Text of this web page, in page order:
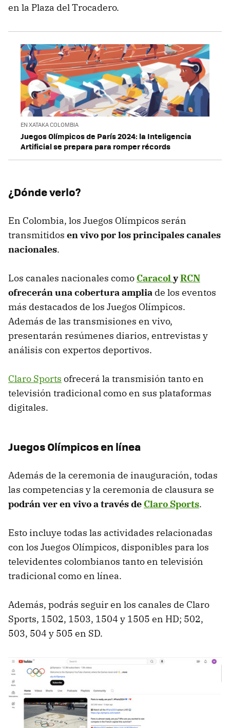
en la Plaza del Trocadero.
EN XATAKA COLOMBIA
Juegos Olímpicos de París 2024: la Inteligencia
Artificial se prepara para romper récords
¿Dónde verlo?
En Colombia, los Juegos Olímpicos serán
transmitidos en vivo por los principales canales
nacionales.
Los canales nacionales como CaracolyRCN
ofrecerán una cobertura amplia de los eventos
más destacados de los Juegos Olímpicos.
Además de las transmisiones en vivo,
presentarán resúmenes diarios, entrevistas y
análisis con expertos deportivos.
Claro Sports ofrecerá la transmisión tanto en
televisión tradicional como en sus plataformas
digitales.
Juegos Olímpicos en línea
Además de la ceremonia de inauguración, todas
las competencias y la ceremonia de clausura se
podrán ver en vivo a través de Claro Sports.
Esto incluye todas las actividades relacionadas
con los Juegos Olímpicos, disponibles para los
televidentes colombianos tanto en televisión
tradicional como en línea.
Además, podrás seguir en los canales de Claro
Sports, 1502, 1503, 1504 y 1505 en HD; 502,
503, 504 y 505 en SD.